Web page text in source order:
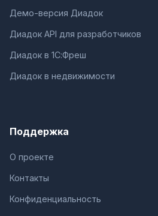
Демо-версия Диадок
Диадок API для разработчиков
Диадок в 1С:Фреш
Диадок в недвижимости
Поддержка
О проекте
Контакты
Конфиденциальность